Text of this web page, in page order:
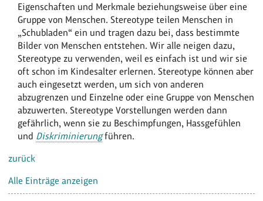
Eigenschaften und Merkmale beziehungsweise über eine
Gruppe von Menschen. Stereotype teilen Menschen in
„Schubladen“ ein und tragen dazu bei, dass bestimmte
Bilder von Menschen entstehen. Wir alle neigen dazu,
Stereotype zu verwenden, weil es einfach ist und wir sie
oft schon im Kindesalter erlernen. Stereotype können aber
auch eingesetzt werden, um sich von anderen
abzugrenzen und Einzelne oder eine Gruppe von Menschen
abzuwerten. Stereotype Vorstellungen werden dann
gefährlich, wenn sie zu Beschimpfungen, Hassgefühlen
und Diskriminierungführen.
zurück
Alle Einträge anzeigen